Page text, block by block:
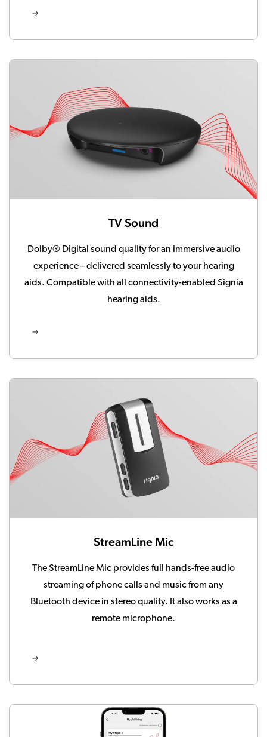
TV Sound
Dolby® Digital sound quality for an immersive audio
experience – delivered seamlessly to your hearing
aids. Compatible with all connectivity-enabled Signia
hearing aids.
StreamLine Mic
The StreamLine Mic provides full hands-free audio
streaming of phone calls and music from any
Bluetooth device in stereo quality. It also works as a
remote microphone.